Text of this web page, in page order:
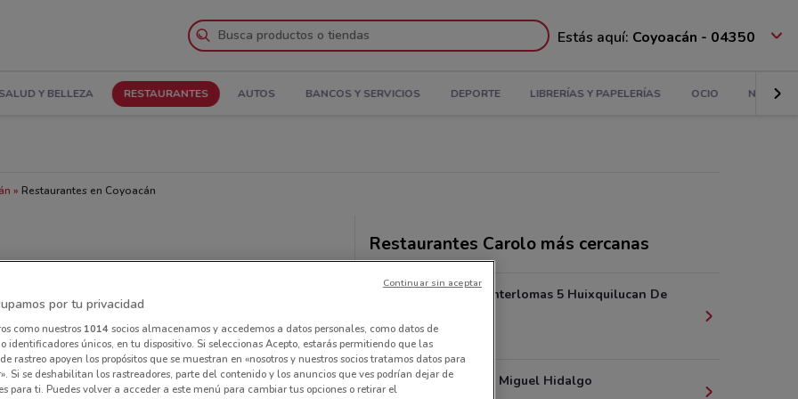
Estás aquí: Coyoacán - 04350
SALUD Y BELLEZA RESTAURANTES AUTOS BANCOS Y SERVICIOS DEPORTE LIBRERÍAS Y PAPELERÍAS OCIO NIÑOS
Restaurantes en Coyoacán
Restaurantes Carolo más cercanas
Boulevard Interlomas 5 Huixquilucan De
11.4 km
Lago Zurich Miguel Hidalgo
por tu privacidad
como nuestros 1014socios almacenamos y accedemos a datos personales, como datos de
identificadores únicos, en tu dispositivo. Si seleccionas Acepto, estarás permitiendo que las
rastreo apoyen los propósitos que se muestran en «nosotros y nuestros socios tratamos datos para
Si se deshabilitan los rastreadores, parte del contenido y los anuncios que ves podrían dejar de
para ti. Puedes volver a acceder a este menú para cambiar tus opciones o retirar el
Continuar sin aceptar